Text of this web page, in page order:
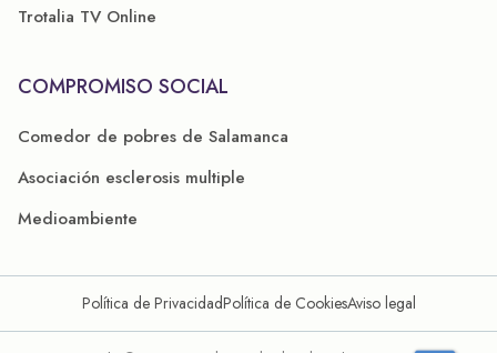
Trotalia TV Online
COMPROMISO SOCIAL
Comedor de pobres de Salamanca
Asociación esclerosis multiple
Medioambiente
Política de PrivacidadPolítica de CookiesAviso legal